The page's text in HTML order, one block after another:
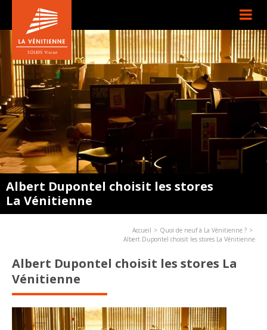
Albert Dupontel choisit les stores
La Vénitienne
Accueil
Quoi de neuf à La Vénitienne ?
Albert Dupontel choisit les stores La Vénitienne
Albert Dupontel choisit les stores La
Vénitienne